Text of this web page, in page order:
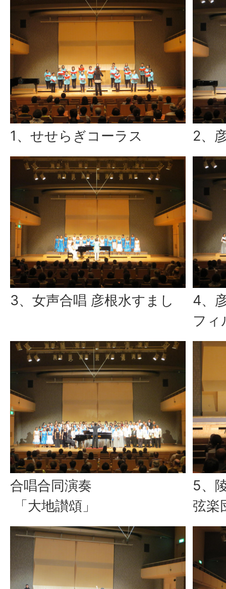
1、せせらぎコーラス 2、
3、女声合唱 彦根水すまし
4、
フィ
合唱合同演奏
「大地讃頌」
5、
弦楽